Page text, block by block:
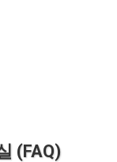
(FAQ)